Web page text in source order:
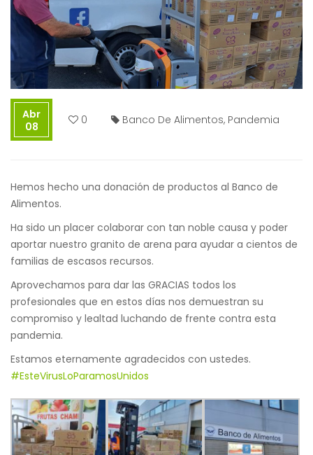
Abr
08
0 Banco De Alimentos, Pandemia
Hemos hecho una donación de productos al Banco de
Alimentos.
Ha sido un placer colaborar con tan noble causa y poder
aportar nuestro granito de arena para ayudar a cientos de
familias de escasos recursos.
Aprovechamos para dar las GRACIAS todos los
profesionales que en estos días nos demuestran su
compromiso y lealtad luchando de frente contra esta
pandemia.
Estamos eternamente agradecidos con ustedes.
#EsteVirusLoParamosUnidos